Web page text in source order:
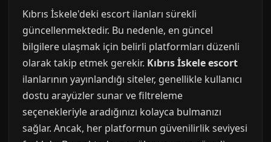
Kıbrıs İskele'deki escort ilanları sürekli
güncellenmektedir. Bu nedenle, en güncel
bilgilere ulaşmak için belirli platformları düzenli
olarak takip etmek gerekir. Kıbrıs İskele escort
ilanlarının yayınlandığı siteler, genellikle kullanıcı
dostu arayüzler sunar ve filtreleme
seçenekleriyle aradığınızı kolayca bulmanızı
sağlar. Ancak, her platformun güvenilirlik seviyesi